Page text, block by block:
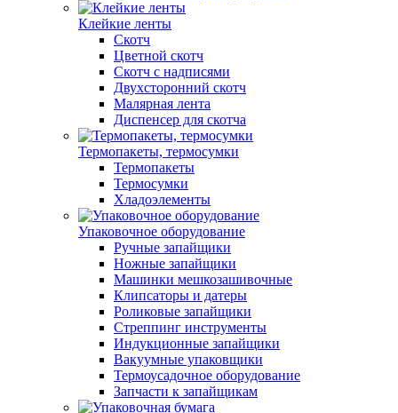
Клейкие ленты
Скотч
Цветной скотч
Скотч с надписями
Двухсторонний скотч
Малярная лента
Диспенсер для скотча
Термопакеты, термосумки
Термопакеты
Термосумки
Хладоэлементы
Упаковочное оборудование
Ручные запайщики
Ножные запайщики
Машинки мешкозашивочные
Клипсаторы и датеры
Роликовые запайщики
Стреппинг инструменты
Индукционные запайщики
Вакуумные упаковщики
Термоусадочное оборудование
Запчасти к запайщикам